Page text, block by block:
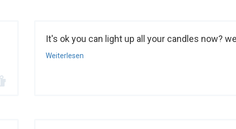
It's ok you can light up all your candles now?
Weiterlesen